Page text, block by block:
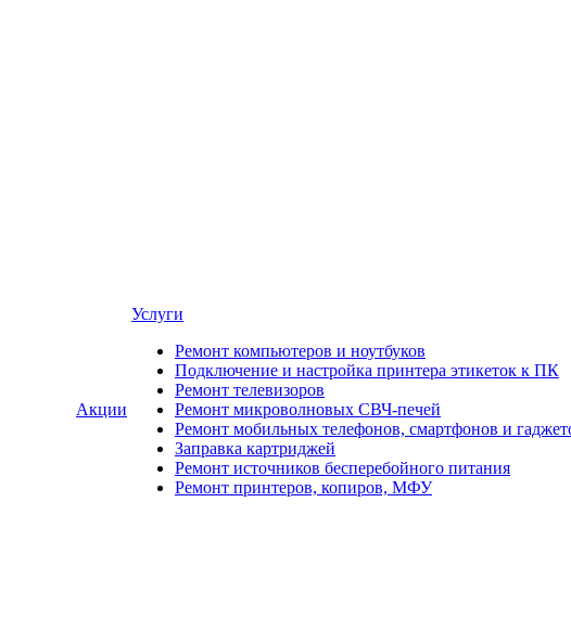
Акции
Услуги
Ремонт компьютеров и ноутбуков
Подключение и настройка принтера этикеток к ПК
Ремонт телевизоров
Ремонт микроволновых СВЧ-печей
Ремонт мобильных телефонов, смартфонов и
Заправка картриджей
Ремонт источников бесперебойного питания
Ремонт принтеров, копиров, МФУ